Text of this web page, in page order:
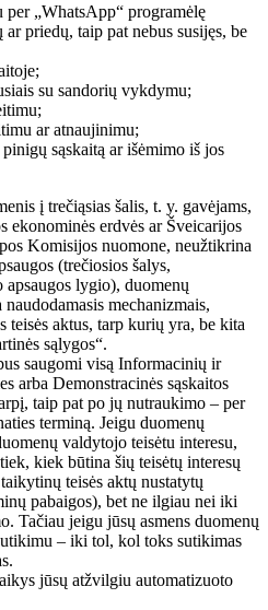
„WhatsApp“ programėlę
priedų, taip pat nebus susijęs, be
su sandorių vykdymu;
ar atnaujinimu;
sąskaitą ar išėmimo iš jos
į trečiąsias šalis, t. y. gavėjams,
ekonominės erdvės ar Šveicarijos
Komisijos nuomone, neužtikrina
(trečiosios šalys,
lygio), duomenų
mechanizmais,
teisės aktus, tarp kurių yra, be kita
sąlygos“.
saugomi visą Informacinių ir
arba Demonstracinės sąskaitos
taip pat po jų nutraukimo – per
terminą. Jeigu duomenų
valdytojo teisėtu interesu,
kiek būtina šių teisėtų interesų
teisės aktų nustatytų
pabaigos), bet ne ilgiau nei iki
Tačiau jeigu jūsų asmens duomenų
– iki tol, kol toks sutikimas
jūsų atžvilgiu automatizuoto